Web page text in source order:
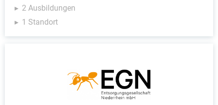
2 Ausbildungen
1 Standort